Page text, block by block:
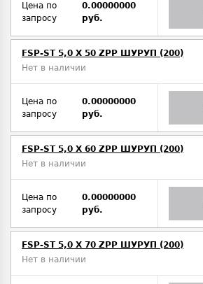
Цена по
запросу
0.00000000
руб.
FSP-ST 5,0 X 50 ZPP ШУРУП (200)
Нет в наличии
Цена по
запросу
0.00000000
руб.
FSP-ST 5,0 X 60 ZPP ШУРУП (200)
Нет в наличии
Цена по
запросу
0.00000000
руб.
FSP-ST 5,0 X 70 ZPP ШУРУП (200)
Нет в наличии